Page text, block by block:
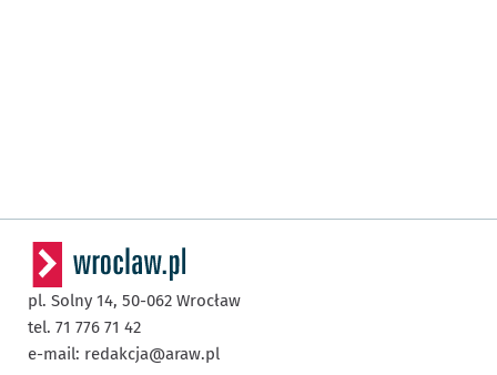
pl. Solny 14, 50-062 Wrocław
tel. 71 776 71 42
e-mail: redakcja@araw.pl